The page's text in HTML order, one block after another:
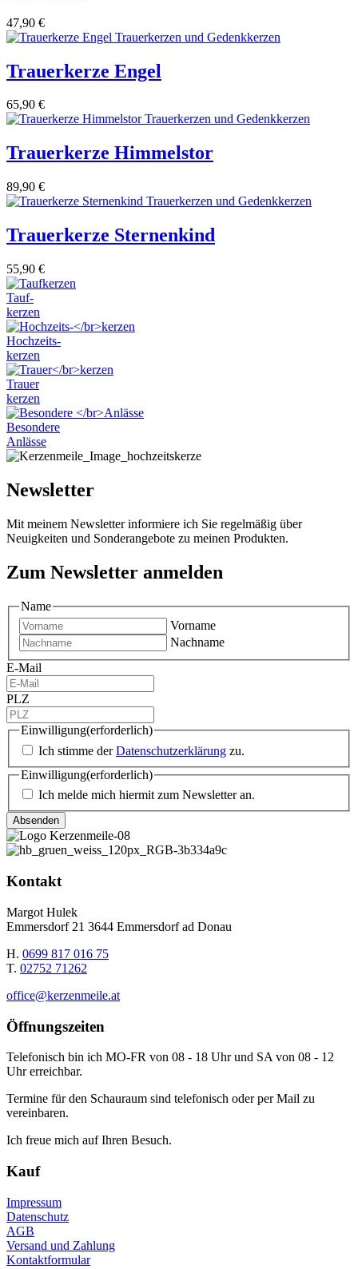
47,90 €
Trauerkerze Engel
65,90 €
Trauerkerze Himmelstor
89,90 €
Trauerkerze Sternenkind
55,90 €
Tauf-
kerzen
Hochzeits-
kerzen
Trauer
kerzen
Besondere
Anlässe
Newsletter
Mit meinem Newsletter informiere ich Sie regelmäßig über
Neuigkeiten und Sonderangebote zu meinen Produkten.
Zum Newsletter anmelden
Name
Vorname
Nachname
E-Mail
PLZ
Einwilligung(erforderlich)
Ich stimme derDatenschutzerklärung zu.
Einwilligung(erforderlich)
Ich melde mich hiermit zum Newsletter an.
Kontakt
Margot Hulek
Emmersdorf 21 3644 Emmersdorf ad Donau
H. 0699 817 016 75
T. 02752 71262
office@kerzenmeile.at
Öffnungszeiten
Telefonisch bin ich MO-FR von 08 - 18 Uhr und SA von 08 - 12
Uhr erreichbar.
Termine für den Schauraum sind telefonisch oder per Mail zu
vereinbaren.
Ich freue mich auf Ihren Besuch.
Kauf
Impressum
Datenschutz
AGB
Versand und Zahlung
Kontaktformular